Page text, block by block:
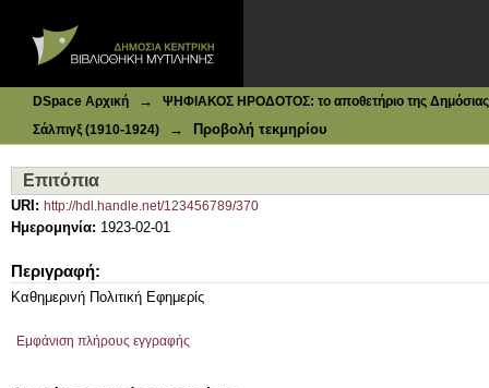
DSpace Αρχική →
ΨΗΦΙΑΚΟΣ ΗΡΟΔΟΤΟΣ: το αποθετήριο της Δημόσιας
Σάλπιγξ (1910-1924)
→ Προβολή τεκμηρίου
Επιτόπια
URI: http://hdl.handle.net/123456789/370
Ημερομηνία: 1923-02-01
Περιγραφή:
Καθημερινή Πολιτική Εφημερίς
Εμφάνιση πλήρους εγγραφής